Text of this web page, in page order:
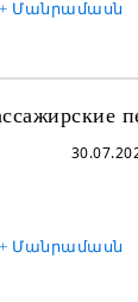
+ Մանրամասն
+ Մանրամասն